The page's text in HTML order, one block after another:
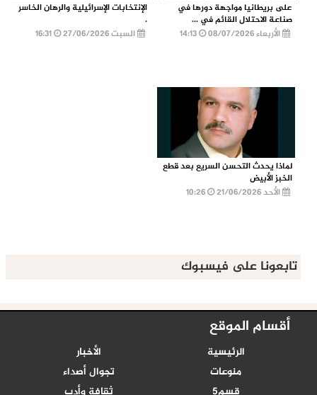
على بريطانيا مواجهة دورها في
صناعة الاحتلال القائم في ...
الأربعاء 08/07/2026
الإنتخابات الإسرائيلية والرهان الخاسر
.
السبت 27/06/2026
16:31
لماذا يحدث التحسن السريع بعد قطع
الخبز الأبيض
الأحد 21/06/2026
تابعونا على فيسبوك
أقسام الموقع
الرئيسية
الأخبار
منوعات
تجوال أصداء